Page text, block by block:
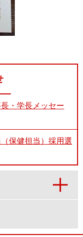
・学長メッセー
保健担当）採用選